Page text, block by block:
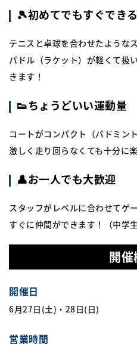
🎾初めてでもすぐできる
テニスと卓球を合わせたようなス
パドル（ラケット）が軽くて扱
きます！
👟ちょうどいい運動量
コートがコンパクト（バドミン
激しく走り回らなくても十分に楽
👤お一人でも大歓迎
スタッフがレベルに合わせてゲ
すぐに仲間ができます！（中学
開
開催日
6月27日(土)・28日(日)
営業時間